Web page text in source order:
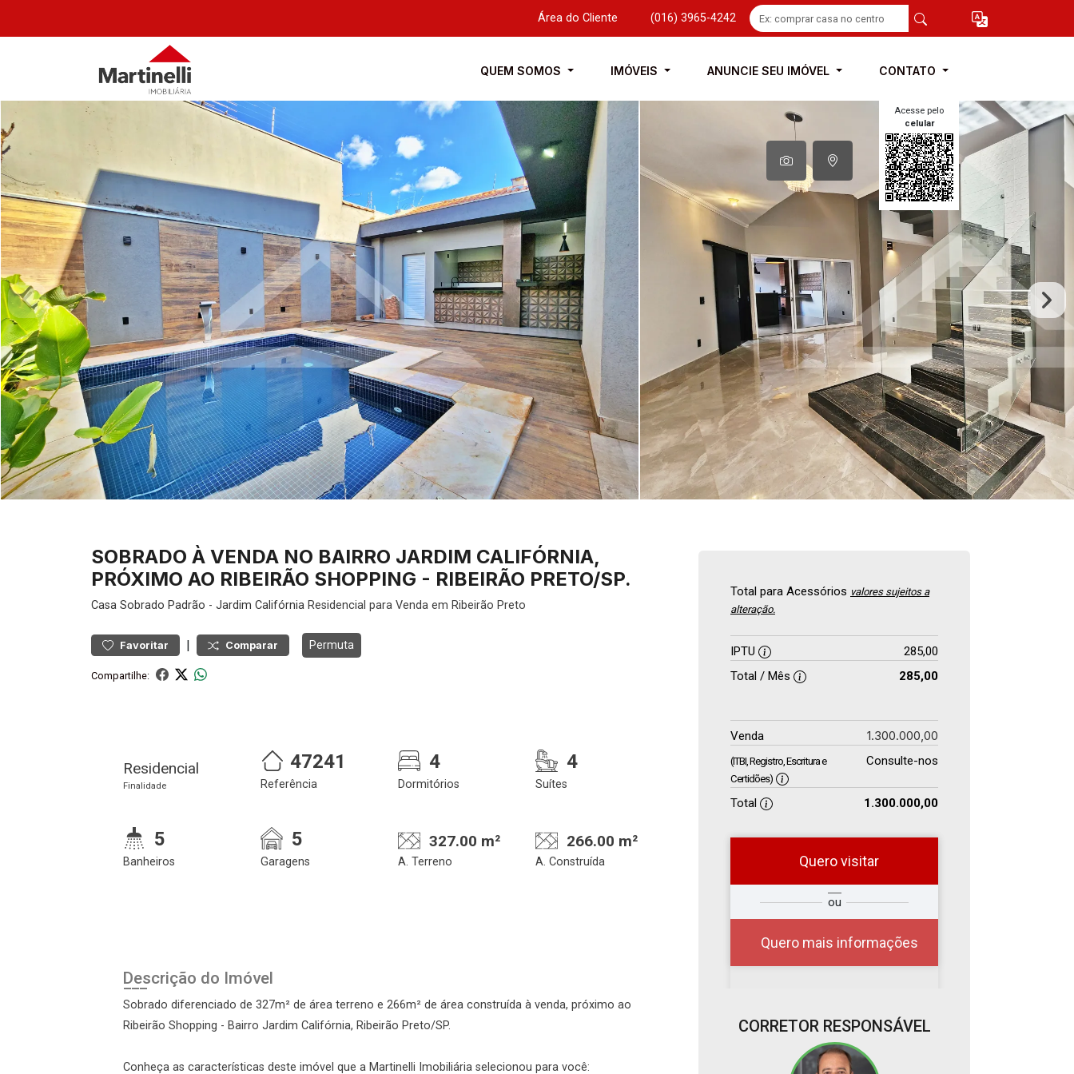
Área do Cliente (016) 3965-4242
QUEM SOMOS IMÓVEIS ANUNCIE SEU IMÓVEL CONTATO
Acesse pelo
celular
SOBRADO À VENDA NO BAIRRO JARDIM CALIFÓRNIA,
PRÓXIMO AO RIBEIRÃO SHOPPING - RIBEIRÃO PRETO/SP.
Casa Sobrado Padrão - Jardim Califórnia Residencial para Venda em Ribeirão Preto
Favoritar | Comparar Permuta
Compartilhe:
Residencial
Finalidade
47241
Referência
4
Dormitórios
4
Suítes
5
Banheiros
5
Garagens
327.00 m²
A. Terreno
266.00 m²
A. Construída
Descrição do Imóvel
Sobrado diferenciado de 327m² de área terreno e 266m² de área construída à venda, próximo ao
Ribeirão Shopping - Bairro Jardim Califórnia, Ribeirão Preto/SP.
Conheça as características deste imóvel que a Martinelli Imobiliária selecionou para você:
Total para Acessórios valores sujeitos a
alteração.
IPTU
285,00
Total / Mês
285,00
Venda 1.300.000,00
(ITBI, Registro, Escritura e
Certidões)
Consulte-nos
Total 1.300.000,00
Quero visitar
ou
Quero mais informações
Qual o melhor dia e
horário para você?
06
Aug/Thu
13:00
06/08/2026
13h00
Login
CORRETOR RESPONSÁVEL